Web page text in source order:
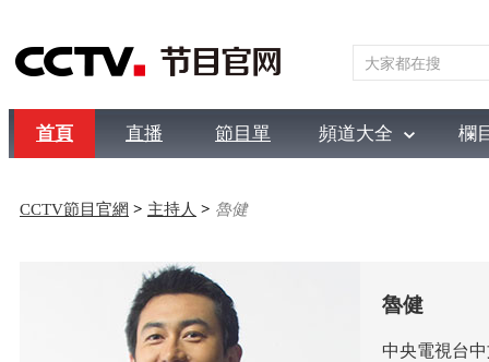
首頁 直播 節目單 頻道大全 欄
綜合 新聞 財經 綜藝
CCTV節目官網 > 主持人 > 魯健
魯健
中央電視台